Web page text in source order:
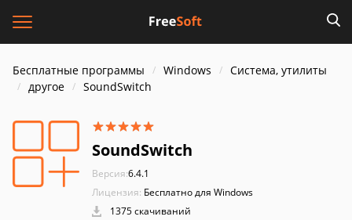
Бесплатные программы Windows
Система, утилиты
другое
SoundSwitch
SoundSwitch
Версия:6.4.1
Лицензия: Бесплатно для Windows
1375 скачиваний